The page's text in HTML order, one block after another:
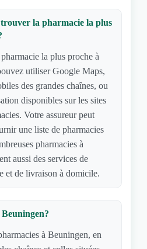
la pharmacie la plus
la plus proche à
utiliser Google Maps,
des grandes chaînes, ou
disponibles sur les sites
Votre assureur peut
une liste de pharmacies
pharmacies à
aussi des services de
et de livraison à domicile.
à Beuningen, en